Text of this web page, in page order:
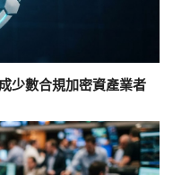
少數合規加密資產業者